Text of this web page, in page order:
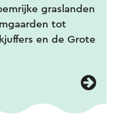
graslanden
tot
en de Grote